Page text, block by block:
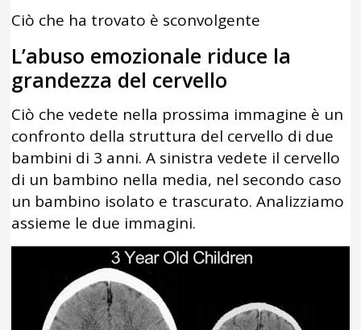
Ciò che ha trovato è sconvolgente
L’abuso emozionale riduce la
grandezza del cervello
Ciò che vedete nella prossima immagine è un
confronto della struttura del cervello di due
bambini di 3 anni. A sinistra vedete il cervello
di un bambino nella media, nel secondo caso
un bambino isolato e trascurato. Analizziamo
assieme le due immagini.